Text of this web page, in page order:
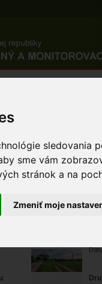
sledovania
sme vám
stránok a na
Zmeniť moje